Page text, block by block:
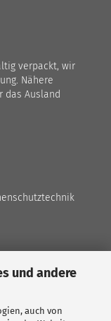
und andere
auch von
verpackt, wir
Nähere
das Ausland